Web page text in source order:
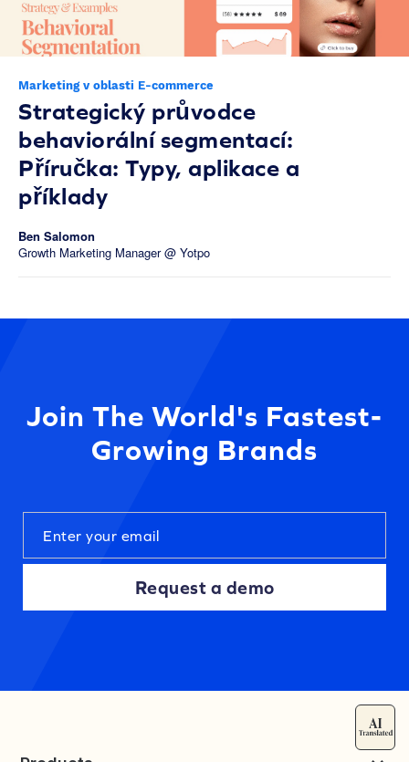
Marketing v oblasti E-commerce
Strategický průvodce
behaviorální segmentací:
Příručka: Typy, aplikace a
příklady
Ben Salomon
Growth Marketing Manager @ Yotpo
Join The World's Fastest-
Growing Brands
Request a demo